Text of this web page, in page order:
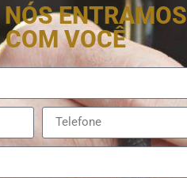
NÓS ENTRAMOS
VOCÊ